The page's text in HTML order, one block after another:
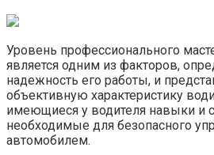
Уровень профессионального
является одним из факторов,
надежность его работы, и
объективную характеристику
имеющиеся у водителя навыки и
необходимые для безопасного
автомобилем.